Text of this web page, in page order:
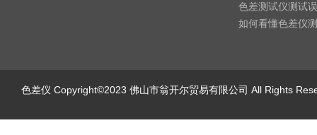
色差测试仪测试
如何看懂色差仪
色差仪 Copyright©2023 佛山市翁开尔贸易有限公司 All Rights